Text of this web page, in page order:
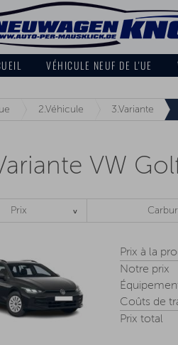
VÉHICULE NEUF DE L'UE
2.Véhicule 3.Variante
VW
Prix
Prix à la
Notre prix
Coûts de
Prix total